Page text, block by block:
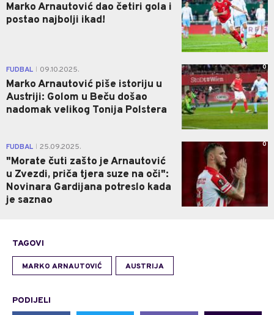
Marko Arnautović dao četiri gola i
postao najbolji ikad!
FUDBAL 09.10.2025.
Marko Arnautović piše istoriju u
Austriji: Golom u Beču došao
nadomak velikog Tonija Polstera
0
FUDBAL 25.09.2025.
"Morate čuti zašto je Arnautović
u Zvezdi, priča tjera suze na oči":
Novinara Gardijana potreslo kada
je saznao
0
TAGOVI
MARKO ARNAUTOVIĆ AUSTRIJA
PODIJELI